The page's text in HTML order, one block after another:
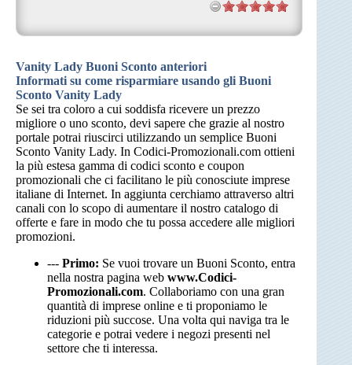
Vanity Lady Buoni Sconto anteriori
Informati su come risparmiare usando gli Buoni
Sconto Vanity Lady
Se sei tra coloro a cui soddisfa ricevere un prezzo
migliore o uno sconto, devi sapere che grazie al nostro
portale potrai riuscirci utilizzando un semplice Buoni
Sconto Vanity Lady. In Codici-Promozionali.com ottieni
la più estesa gamma di codici sconto e coupon
promozionali che ci facilitano le più conosciute imprese
italiane di Internet. In aggiunta cerchiamo attraverso altri
canali con lo scopo di aumentare il nostro catalogo di
offerte e fare in modo che tu possa accedere alle migliori
promozioni.
--- Primo: Se vuoi trovare un Buoni Sconto, entra
nella nostra pagina web www.Codici-
Promozionali.com. Collaboriamo con una gran
quantità di imprese online e ti proponiamo le
riduzioni più succose. Una volta qui naviga tra le
categorie e potrai vedere i negozi presenti nel
settore che ti interessa.